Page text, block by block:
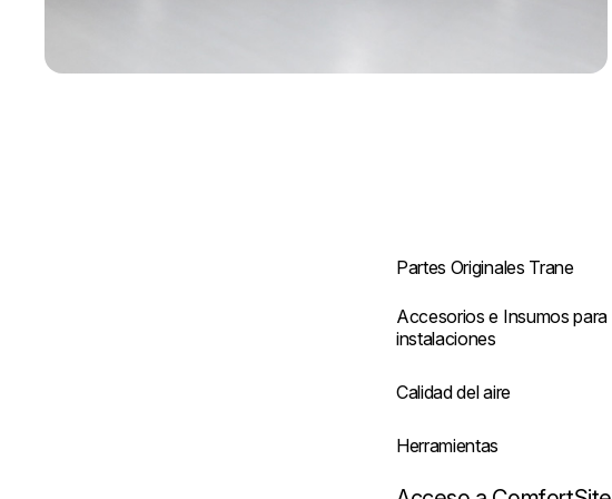
Partes Originales Trane
Accesorios e Insumos para
instalaciones
Calidad del aire
Herramientas